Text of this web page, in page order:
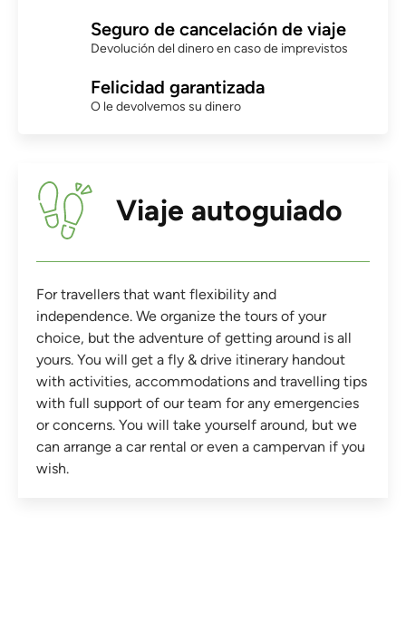
Seguro de cancelación de viaje
Devolución del dinero en caso de imprevistos
Felicidad garantizada
O le devolvemos su dinero
Viaje autoguiado
For travellers that want flexibility and
independence. We organize the tours of your
choice, but the adventure of getting around is all
yours. You will get a fly & drive itinerary handout
with activities, accommodations and travelling tips
with full support of our team for any emergencies
or concerns. You will take yourself around, but we
can arrange a car rental or even a campervan if you
wish.